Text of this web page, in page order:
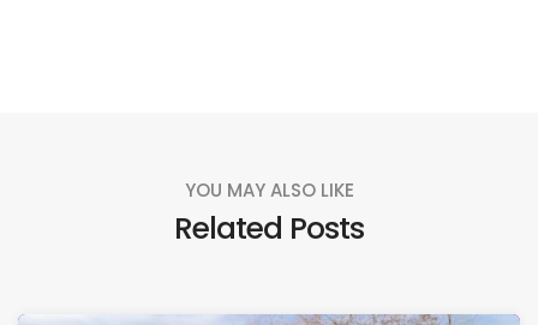
YOU MAY ALSO LIKE
Related Posts